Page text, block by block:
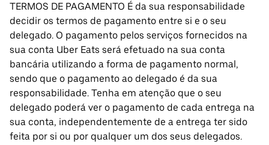
TERMOS DE PAGAMENTO É da sua responsabilidade
decidir os termos de pagamento entre si e o seu
delegado. O pagamento pelos serviços fornecidos na
sua conta Uber Eats será efetuado na sua conta
bancária utilizando a forma de pagamento normal,
sendo que o pagamento ao delegado é da sua
responsabilidade. Tenha em atenção que o seu
delegado poderá ver o pagamento de cada entrega na
sua conta, independentemente de a entrega ter sido
feita por si ou por qualquer um dos seus delegados.